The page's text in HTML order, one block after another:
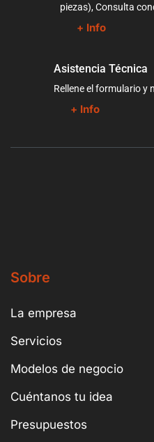
piezas), Consulta
+ Info
Asistencia Técnica
Rellene el formulario y
+ Info
Sobre
La empresa
Servicios
Modelos de negocio
Cuéntanos tu idea
Presupuestos